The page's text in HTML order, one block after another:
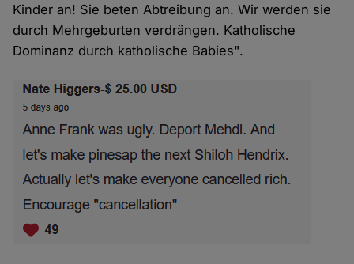
Kinder an! Sie beten Abtreibung an. Wir werden sie
durch Mehrgeburten verdrängen. Katholische
Dominanz durch katholische Babies".